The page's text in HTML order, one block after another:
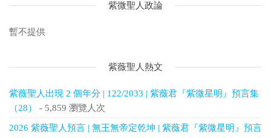
紫微聖人政論
暫不提供
紫薇聖人熱文
紫薇聖人出現 2 個年分 | 122/2033 | 紫薇君『紫微星明』預言集
（28）
- 5,859 瀏覽人次
2026 紫薇聖人預言 | 無王無帝定乾坤 | 紫薇君『紫微星明』預言